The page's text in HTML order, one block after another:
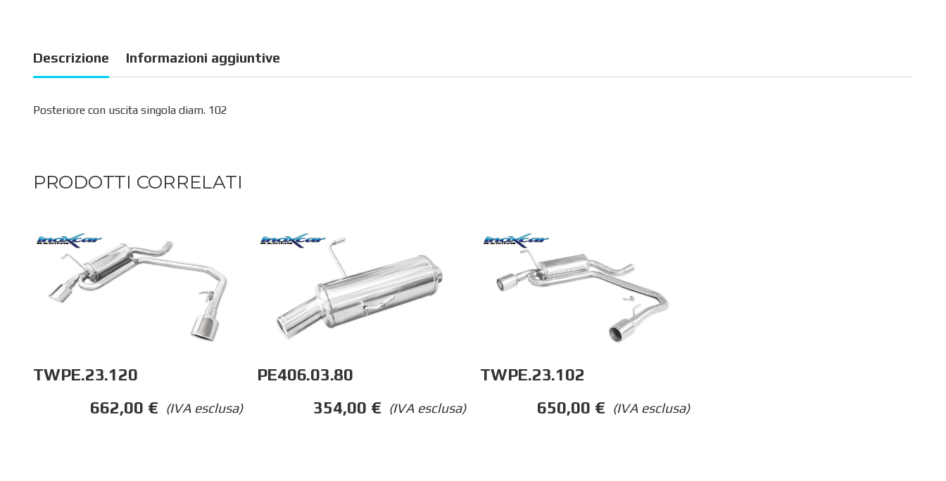
Descrizione Informazioni aggiuntive
Posteriore con uscita singola diam. 102
PRODOTTI CORRELATI
TWPE.23.120
(IVA esclusa)
662,00 €
PE406.03.80
(IVA esclusa)
354,00 €
TWPE.23.102
(IVA esclusa)
650,00 €